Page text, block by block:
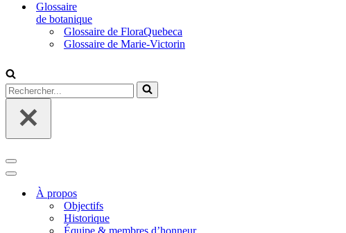
Glossaire
de botanique
Glossaire de FloraQuebeca
Glossaire de Marie-Victorin
Rechercher...
Menu
de
navigation
Menu
navigationÀ propos
Objectifs
Historique
Équipe & membres d’honneur